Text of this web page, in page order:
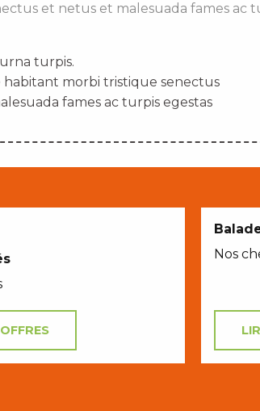
et netus et malesuada fames ac
turpis.
habitant morbi tristique senectus
fames ac turpis egestas
Nos